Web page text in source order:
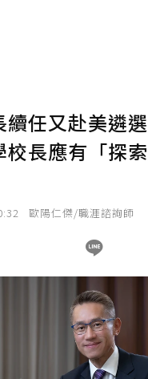
續任又赴美遴
校長應有「探
歐陽仁傑/職涯諮詢師